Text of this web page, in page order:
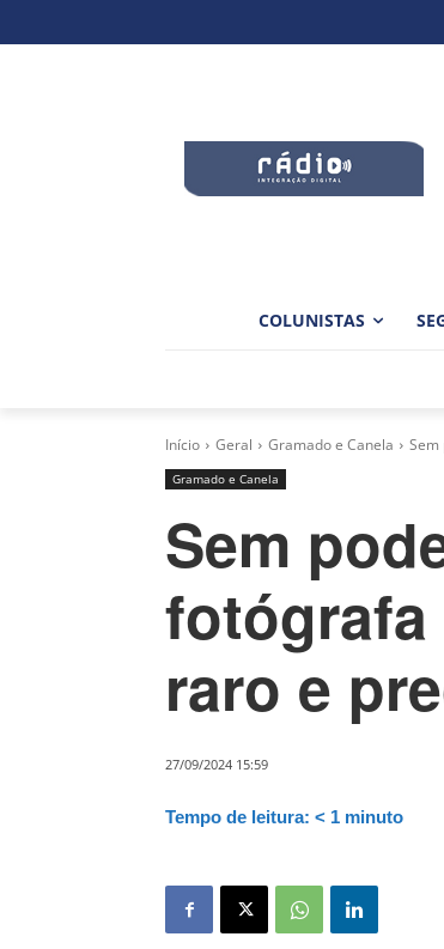
COLUNISTAS
Início Geral Gramado e Canela
Gramado e Canela
Sem
raro e
27/09/2024 15:59
Tempo de leitura: < 1 minuto